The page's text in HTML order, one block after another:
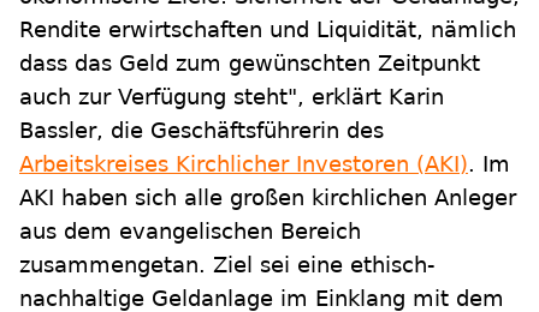
Rendite erwirtschaften und Liquidität, nämlich
dass das Geld zum gewünschten Zeitpunkt
auch zur Verfügung steht", erklärt Karin
Bassler, die Geschäftsführerin des
Arbeitskreises Kirchlicher Investoren (AKI). Im
AKI haben sich alle großen kirchlichen Anleger
aus dem evangelischen Bereich
zusammengetan. Ziel sei eine ethisch-
nachhaltige Geldanlage im Einklang mit dem